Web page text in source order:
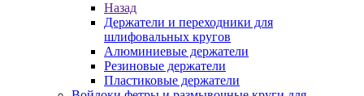
Назад
Держатели и переходники для
шлифовальных кругов
Алюминиевые держатели
Резиновые держатели
Пластиковые держатели